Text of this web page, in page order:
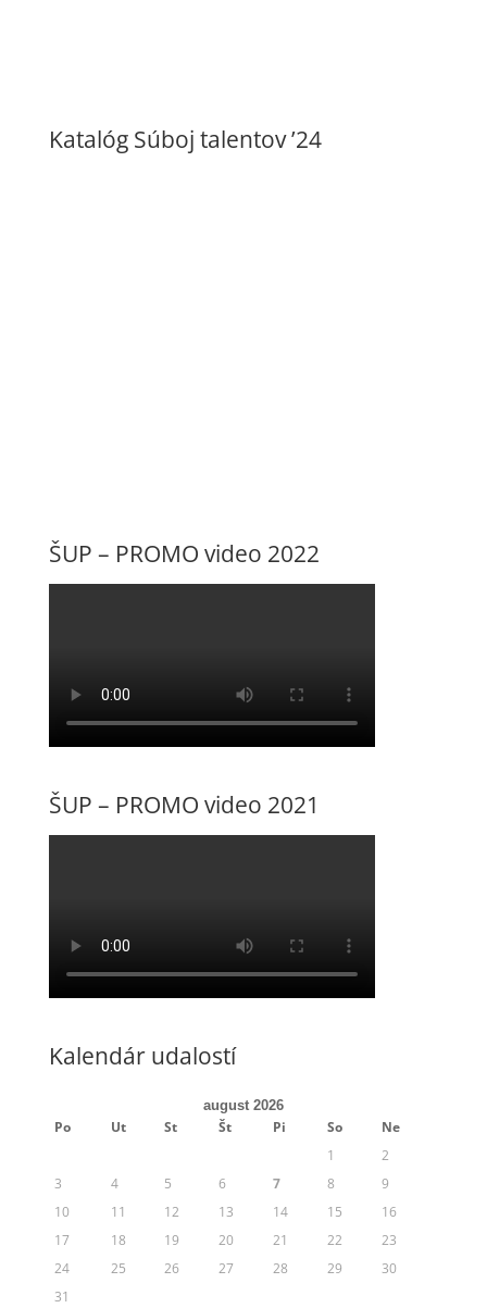
Katalóg Súboj talentov ’24
ŠUP – PROMO video 2022
ŠUP – PROMO video 2021
Kalendár udalostí
august 2026
Po Ut St Št Pi So
Ne
1
2
3
4 5 6 7 8
9
10
11 12 13 14 15
16
17
18 19 20 21 22
23
24
25 26 27 28 29
30
31